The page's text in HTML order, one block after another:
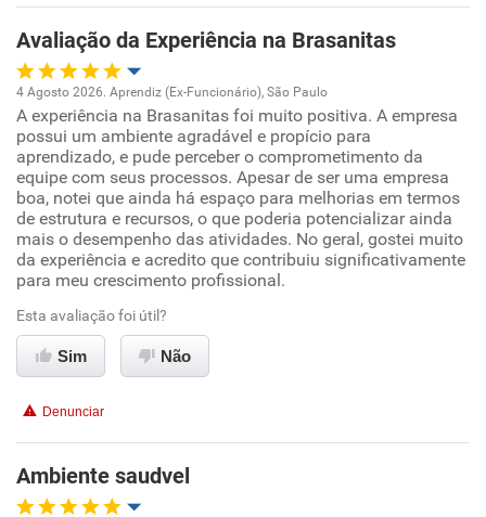
Avaliação da Experiência na Brasanitas
Oportunidade de promoção
Ambiente de trabalho
Conciliação com a vida familiar
Benefícios
Recomenda esta empresa
Recomenda a diretoria
4 Agosto 2026. Aprendiz (Ex-Funcionário), São Paulo
A experiência na Brasanitas foi muito positiva. A empresa
possui um ambiente agradável e propício para
aprendizado, e pude perceber o comprometimento da
equipe com seus processos. Apesar de ser uma empresa
boa, notei que ainda há espaço para melhorias em termos
de estrutura e recursos, o que poderia potencializar ainda
mais o desempenho das atividades. No geral, gostei muito
da experiência e acredito que contribuiu significativamente
para meu crescimento profissional.
Esta avaliação foi útil?
Sim Não
Denunciar
Ambiente saudvel